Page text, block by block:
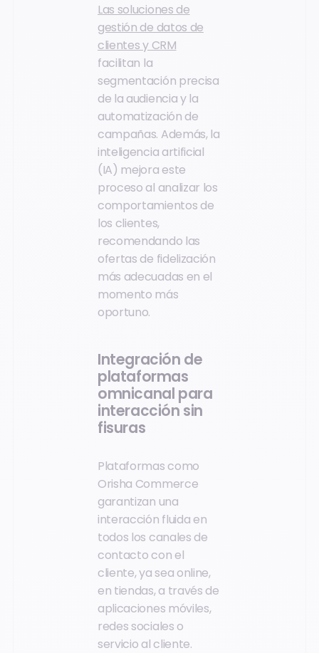
Las soluciones de
gestión de datos de
clientes y CRM
facilitan la
segmentación precisa
de la audiencia y la
automatización de
campañas. Además, la
inteligencia artificial
(IA) mejora este
proceso al analizar los
comportamientos de
los clientes,
recomendando las
ofertas de fidelización
más adecuadas en el
momento más
oportuno.
Integración de
plataformas
omnicanal para
interacción sin
fisuras
Plataformas como
Orisha Commerce
garantizan una
interacción fluida en
todos los canales de
contacto con el
cliente, ya sea online,
en tiendas, a través de
aplicaciones móviles,
redes sociales o
servicio al cliente.